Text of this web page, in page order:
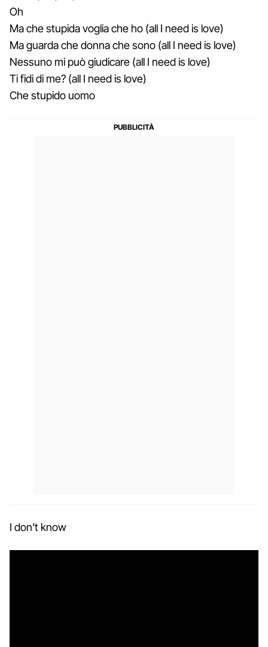
Oh
Ma che stupida voglia che ho (all I need is love)
Ma guarda che donna che sono (all I need is love)
Nessuno mi può giudicare (all I need is love)
Ti fidi di me? (all I need is love)
Che stupido uomo
I don’t know